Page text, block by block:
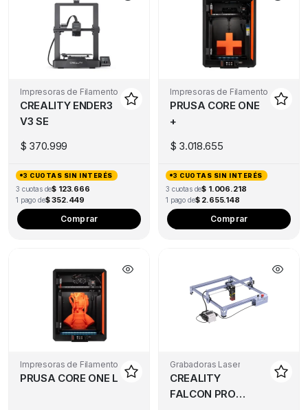
Impresoras de Filamento
CREALITY ENDER3
V3 SE
$ 370.999
3 CUOTAS SIN INTERÉS
3 cuotas de$ 123.666
1 pago de$ 352.449
Comprar
Impresoras de Filamento
PRUSA CORE ONE
+
$ 3.018.655
3 CUOTAS SIN INTERÉS
3 cuotas de$ 1.006.218
1 pago de$ 2.655.148
Comprar
Impresoras de Filamento
PRUSA CORE ONE L
Grabadoras Laser
CREALITY
FALCON PRO